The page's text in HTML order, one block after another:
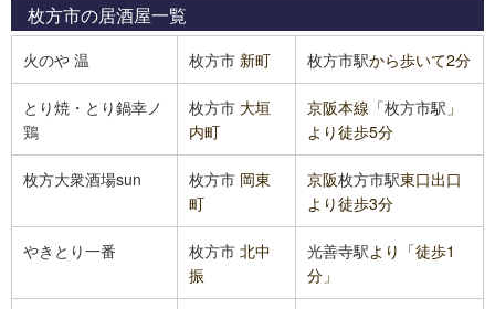
枚方市の居酒屋一覧
火のや 温 枚方市 新町 枚方市駅から歩いて2分
とり焼・とり鍋幸ノ
鶏
枚方市 大垣
内町
京阪本線「枚方市駅 」
より徒歩5分
枚方大衆酒場sun 枚方市 岡東
町
京阪枚方市駅東口出口
より徒歩3分
やきとり一番 枚方市 北中
振
光善寺駅より「徒歩1
分」